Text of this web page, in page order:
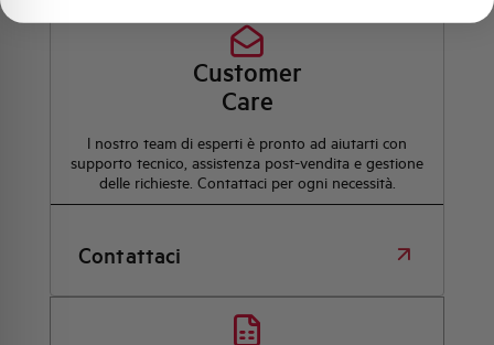
Customer
Care
l nostro team di esperti è pronto ad aiutarti con
supporto tecnico, assistenza post-vendita e gestione
delle richieste. Contattaci per ogni necessità.
Contattaci